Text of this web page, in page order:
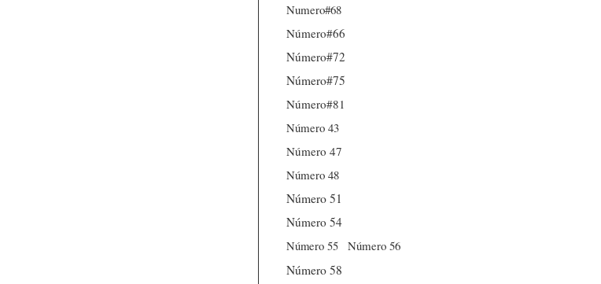
Numero#68
Número#66
Número#72
Número#75
Número#81
Número 43
Número 47
Número 48
Número 51
Número 54
Número 55
Número 56
Número 58